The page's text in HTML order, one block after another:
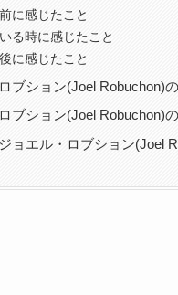
に感じたこと
る時に感じたこと
に感じたこと
ブション(Joel Robuchon)
ブション(Joel Robuchon)
ジョエル・ロブション(Joel